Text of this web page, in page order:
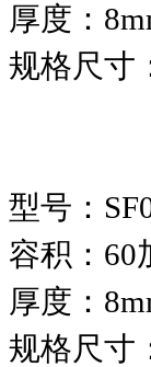
厚度
规格尺寸
型号
容积
厚度
规格尺寸